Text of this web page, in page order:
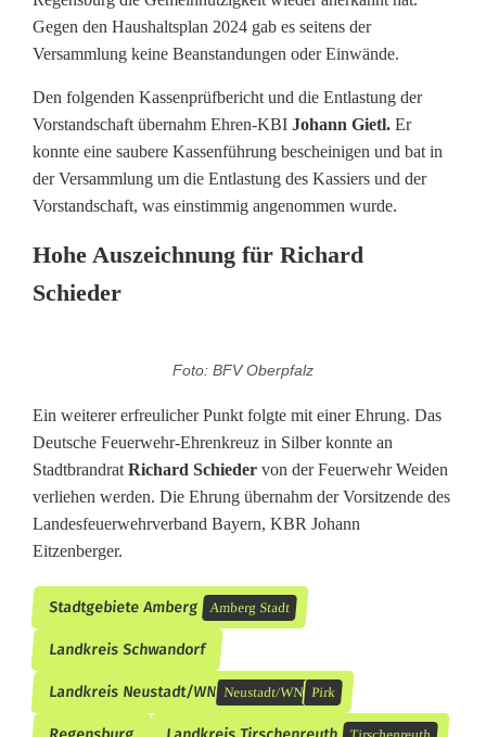
Gegen den Haushaltsplan 2024 gab es seitens der
Versammlung keine Beanstandungen oder Einwände.
Den folgenden Kassenprüfbericht und die Entlastung der
Vorstandschaft übernahm Ehren-KBI Johann Gietl. Er
konnte eine saubere Kassenführung bescheinigen und bat in
der Versammlung um die Entlastung des Kassiers und der
Vorstandschaft, was einstimmig angenommen wurde.
Hohe Auszeichnung für Richard
Schieder
Foto: BFV Oberpfalz
Ein weiterer erfreulicher Punkt folgte mit einer Ehrung. Das
Deutsche Feuerwehr-Ehrenkreuz in Silber konnte an
Stadtbrandrat Richard Schieder von der Feuerwehr Weiden
verliehen werden. Die Ehrung übernahm der Vorsitzende des
Landesfeuerwehrverband Bayern, KBR Johann
Eitzenberger.
Stadtgebiete Amberg Amberg Stadt
Landkreis Schwandorf
Landkreis Neustadt/WN Neustadt/WN Pirk